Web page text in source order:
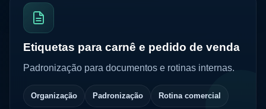
Etiquetas para carnê e pedido de venda
Padronização para documentos e rotinas internas.
Organização Padronização Rotina comercial